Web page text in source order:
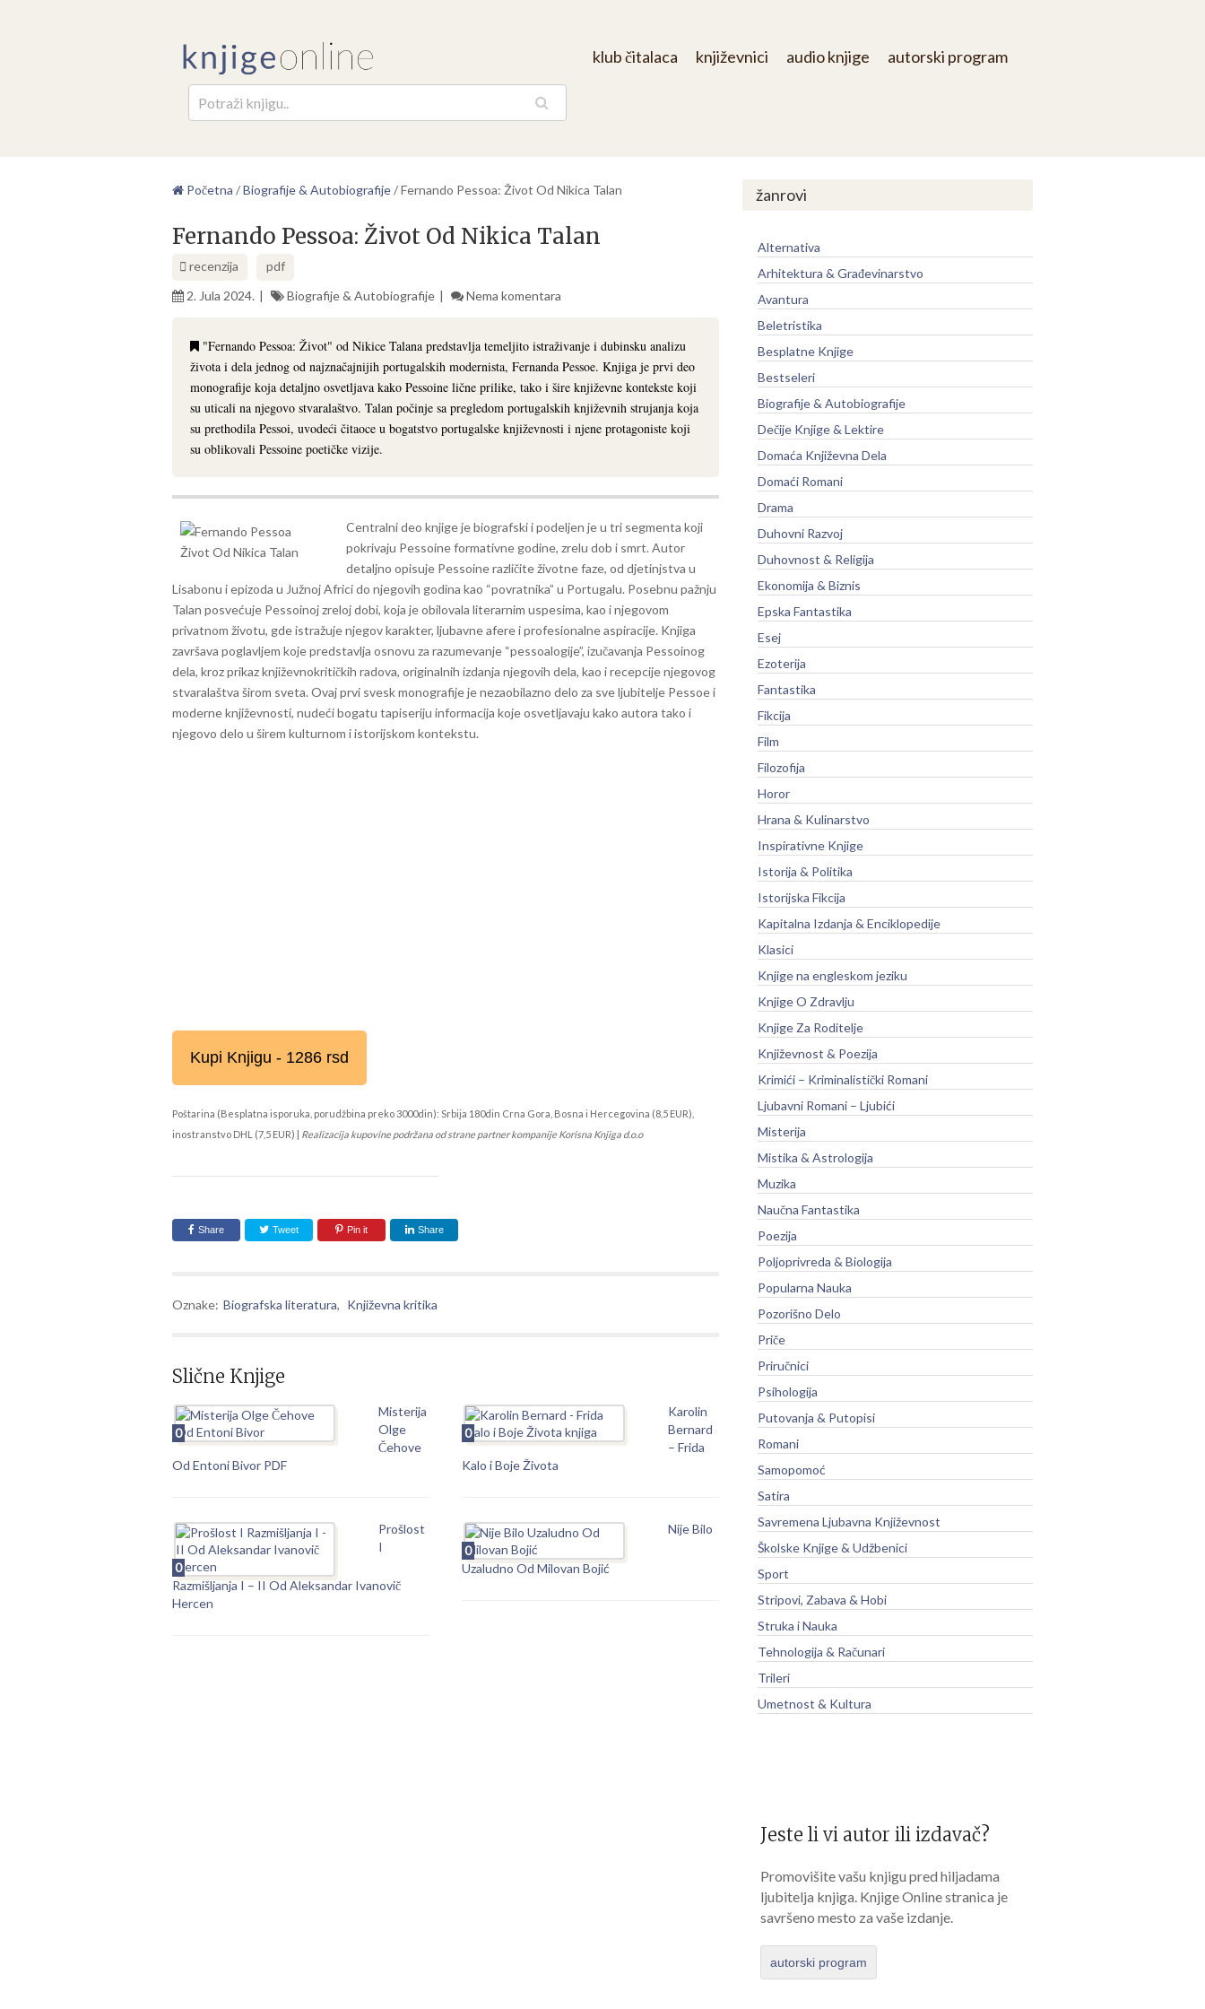
klub čitalaca književnici audio knjige autorski program
Početna /Biografije & Autobiografije/Fernando Pessoa: Život Od Nikica Talan
Fernando Pessoa: Život Od Nikica Talan
recenzija
pdf
2. Jula 2024.
Biografije & Autobiografije Nema komentara
"Fernando Pessoa: Život" od Nikice Talana predstavlja temeljito istraživanje i dubinsku analizu
života i dela jednog od najznačajnijih portugalskih modernista, Fernanda Pessoe. Knjiga je prvi deo
monografije koja detaljno osvetljava kako Pessoine lične prilike, tako i šire književne kontekste koji
su uticali na njegovo stvaralaštvo. Talan počinje sa pregledom portugalskih književnih strujanja koja
su prethodila Pessoi, uvodeći čitaoce u bogatstvo portugalske književnosti i njene protagoniste koji
su oblikovali Pessoine poetičke vizije.
Centralni deo knjige je biografski i podeljen je u tri segmenta koji
pokrivaju Pessoine formativne godine, zrelu dob i smrt. Autor
detaljno opisuje Pessoine različite životne faze, od djetinjstva u
Lisabonu i epizoda u Južnoj Africi do njegovih godina kao “povratnika” u Portugalu. Posebnu pažnju
Talan posvećuje Pessoinoj zreloj dobi, koja je obilovala literarnim uspesima, kao i njegovom
privatnom životu, gde istražuje njegov karakter, ljubavne afere i profesionalne aspiracije. Knjiga
završava poglavljem koje predstavlja osnovu za razumevanje “pessoalogije”, izučavanja Pessoinog
dela, kroz prikaz književnokritičkih radova, originalnih izdanja njegovih dela, kao i recepcije njegovog
stvaralaštva širom sveta. Ovaj prvi svesk monografije je nezaobilazno delo za sve ljubitelje Pessoe i
moderne književnosti, nudeći bogatu tapiseriju informacija koje osvetljavaju kako autora tako i
njegovo delo u širem kulturnom i istorijskom kontekstu.
Kupi Knjigu - 1286 rsd
Poštarina (Besplatna isporuka, porudžbina preko 3000din): Srbija 180din Crna Gora, Bosna i Hercegovina (8,5 EUR),
inostranstvo DHL (7,5 EUR) | Realizacija kupovine podržana od strane partner kompanije Korisna Knjiga d.o.o
Share Tweet Pin it Share
Oznake: Biografska literatura, Književna kritika
Slične Knjige
0
Misterija
Olge
Čehove
Od Entoni Bivor PDF
0
Karolin
Bernard
– Frida
Kalo i Boje Života
0
Prošlost
I
Razmišljanja I – II Od Aleksandar Ivanovič
Hercen
0
Nije Bilo
Uzaludno Od Milovan Bojić
žanrovi
Alternativa
Arhitektura & Građevinarstvo
Avantura
Beletristika
Besplatne Knjige
Bestseleri
Biografije & Autobiografije
Dečije Knjige & Lektire
Domaća Književna Dela
Domaći Romani
Drama
Duhovni Razvoj
Duhovnost & Religija
Ekonomija & Biznis
Epska Fantastika
Esej
Ezoterija
Fantastika
Fikcija
Film
Filozofija
Horor
Hrana & Kulinarstvo
Inspirativne Knjige
Istorija & Politika
Istorijska Fikcija
Kapitalna Izdanja & Enciklopedije
Klasici
Knjige na engleskom jeziku
Knjige O Zdravlju
Knjige Za Roditelje
Književnost & Poezija
Krimići – Kriminalistički Romani
Ljubavni Romani – Ljubići
Misterija
Mistika & Astrologija
Muzika
Naučna Fantastika
Poezija
Poljoprivreda & Biologija
Popularna Nauka
Pozorišno Delo
Priče
Priručnici
Psihologija
Putovanja & Putopisi
Romani
Samopomoć
Satira
Savremena Ljubavna Književnost
Školske Knjige & Udžbenici
Sport
Stripovi, Zabava & Hobi
Struka i Nauka
Tehnologija & Računari
Trileri
Umetnost & Kultura
Jeste li vi autor ili izdavač?
Promovišite vašu knjigu pred hiljadama
ljubitelja knjiga. Knjige Online stranica je
savršeno mesto za vaše izdanje.
autorski program